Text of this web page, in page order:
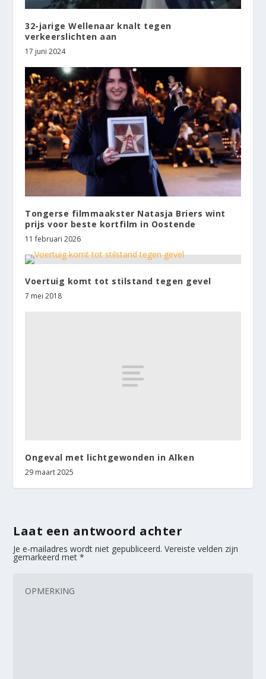
32-jarige Wellenaar knalt tegen
verkeerslichten aan
17 juni 2024
Tongerse filmmaakster Natasja Briers wint
prijs voor beste kortfilm in Oostende
11 februari 2026
Voertuig komt tot stilstand tegen gevel
7 mei 2018
Ongeval met lichtgewonden in Alken
29 maart 2025
Laat een antwoord achter
Je e-mailadres wordt niet gepubliceerd. Vereiste velden zijn
gemarkeerd met*